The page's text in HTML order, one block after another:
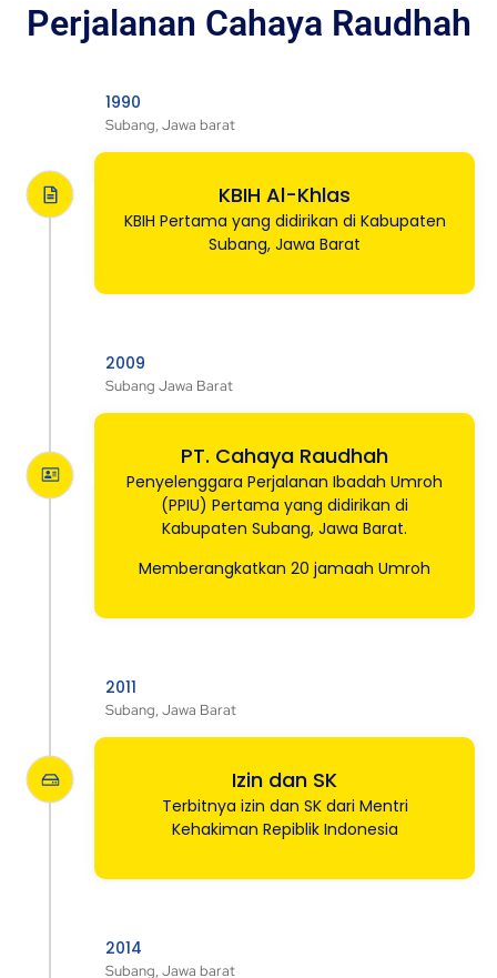
Perjalanan Cahaya Raudhah
1990
Subang, Jawa barat
KBIH Al-Khlas
KBIH Pertama yang didirikan di Kabupaten
Subang, Jawa Barat
2009
Subang Jawa Barat
PT. Cahaya Raudhah
Penyelenggara Perjalanan Ibadah Umroh
(PPIU) Pertama yang didirikan di
Kabupaten Subang, Jawa Barat.
Memberangkatkan 20 jamaah Umroh
2011
Subang, Jawa Barat
Izin dan SK
Terbitnya izin dan SK dari Mentri
Kehakiman Repiblik Indonesia
2014
Subang, Jawa barat